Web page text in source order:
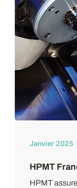
Janvier 2025
HPMT
HPMT